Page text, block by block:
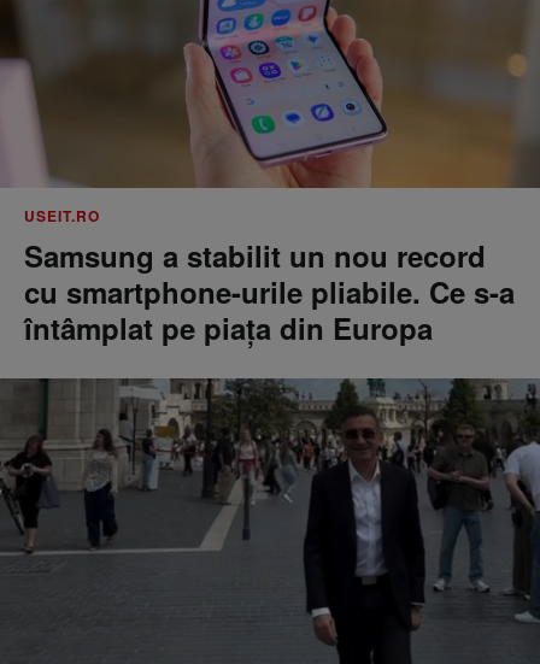
USEIT.RO
Samsung a stabilit un nou record
cu smartphone-urile pliabile. Ce s-a
întâmplat pe piața din Europa